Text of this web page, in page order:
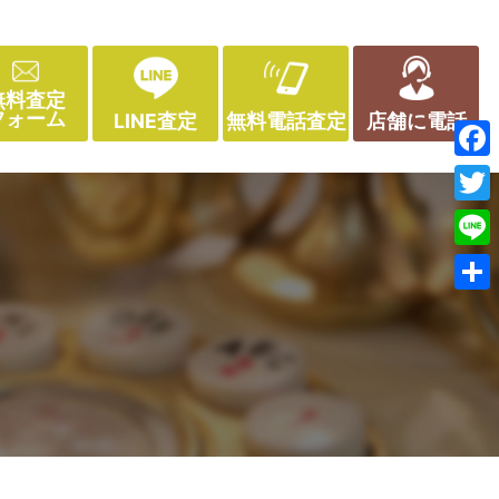
料査定
ォーム
LINE査定 無料電話査定 店舗に電話
Line